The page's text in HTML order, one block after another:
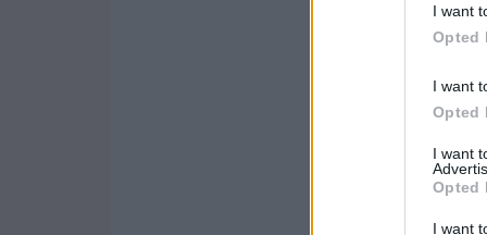
I want
Opted
I want
Opted
I want
Opted
I want